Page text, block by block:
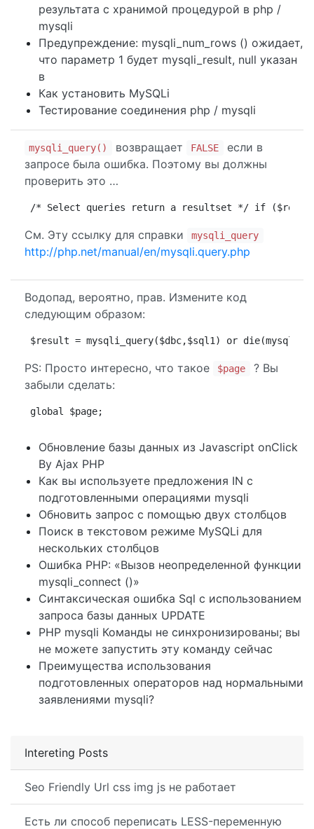
Intereting Posts
Seo Friendly Url css img js не работает
Есть ли способ переписать LESS-переменную
результата с хранимой процедурой в php /
mysqli
Предупреждение: mysqli_num_rows () ожидает,
что параметр 1 будет mysqli_result, null указан
в
Как установить MySQLi
Тестирование соединения php / mysqli
mysqli_query() возвращает FALSE
если в
запросе была ошибка. Поэтому вы должны
проверить это …
/* Select queries return a resultset */ if ($result
См. Эту ссылку для справки mysqli_query
http://php.net/manual/en/mysqli.query.php
Водопад, вероятно, прав. Измените код
следующим образом:
$result = mysqli_query($dbc,$sql1) or
PS: Просто интересно, что такое $page
? Вы
забыли сделать:
global $page;
Обновление базы данных из Javascript onClick
By Ajax PHP
Как вы используете предложения IN с
подготовленными операциями mysqli
Обновить запрос с помощью двух столбцов
Поиск в текстовом режиме MySQLi для
нескольких столбцов
Ошибка PHP: «Вызов неопределенной функции
mysqli_connect ()»
Синтаксическая ошибка Sql с использованием
запроса базы данных UPDATE
PHP mysqli Команды не синхронизированы; вы
не можете запустить эту команду сейчас
Преимущества использования
подготовленных операторов над нормальными
заявлениями mysqli?